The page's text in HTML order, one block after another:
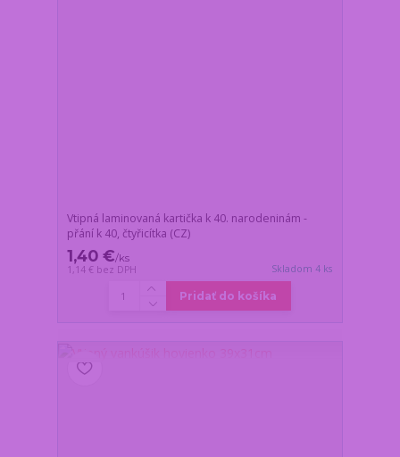
Vtipná laminovaná kartička k 40. narodeninám -
přání k 40, čtyřicítka (CZ)
1,40 €/ks
1,14 € bez DPH Skladom 4 ks
Pridať do košíka